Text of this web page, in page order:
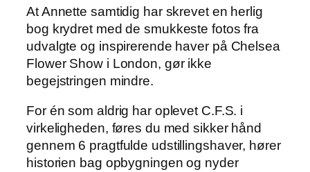
At Annette samtidig har skrevet en herlig
bog krydret med de smukkeste fotos fra
udvalgte og inspirerende haver på Chelsea
Flower Show i London, gør ikke
begejstringen mindre.
For én som aldrig har oplevet C.F.S. i
virkeligheden, føres du med sikker hånd
gennem 6 pragtfulde udstillingshaver, hører
historien bag opbygningen og nyder